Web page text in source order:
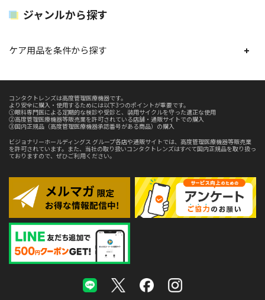
ジャンルから探す
ケア用品を条件から探す
コンタクトレンズは高度管理医療機器です。
より安全に購入・使用するためには以下3つのポイントが重要です。
①眼科専門医による定期的な検診や受診と、装用サイクルを守った適正な使用
②高度管理医療機器等販売業を許可されている店舗・通販サイトでの購入
③国内正規品（高度管理医療機器承認番号がある商品）の購入
ビジョナリーホールディングス グループ各店や通販サイトでは、高度管理医療機器等販売業
を許可されています。また、当社の取り扱いコンタクトレンズはすべて国内正規品を取り扱っ
ておりますので、ぜひご利用ください。